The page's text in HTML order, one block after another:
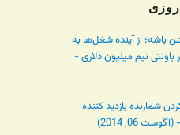
– دلت روشن باشه؛ از آینده شغل‌ها به
نیم میلیون دلاری -
اضافه کردن شمارنده بازدید کننده
06, 2014)